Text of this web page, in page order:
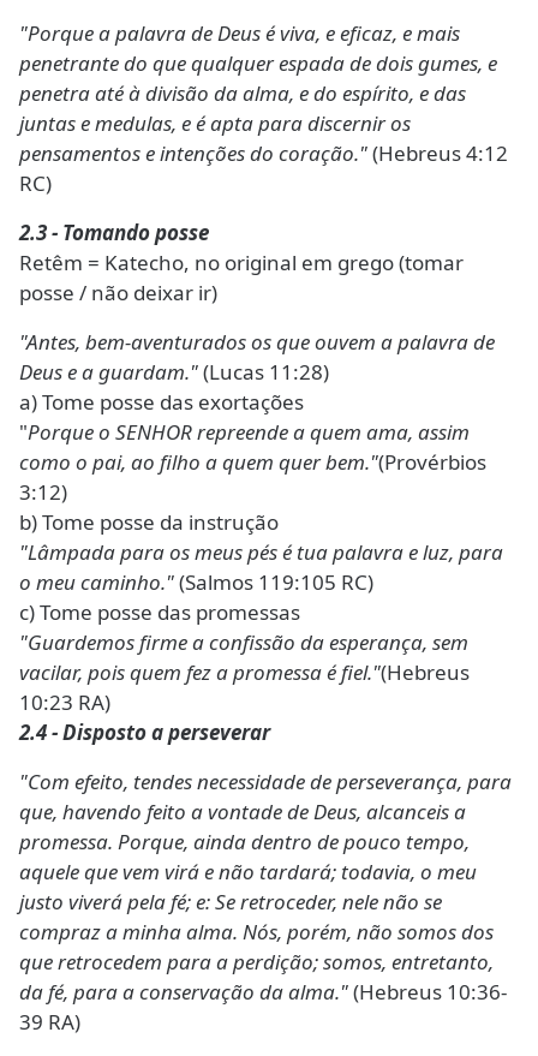
"Porque a palavra de Deus é viva, e eficaz, e mais
penetrante do que qualquer espada de dois gumes, e
penetra até à divisão da alma, e do espírito, e das
juntas e medulas, e é apta para discernir os
pensamentos e intenções do coração."(Hebreus 4:12
RC)
2.3 - Tomando posse
Retêm = Katecho, no original em grego (tomar
posse / não deixar ir)
"Antes, bem-aventurados os que ouvem a palavra de
Deus e a guardam."(Lucas 11:28)
a) Tome posse das exortações
"Porque o SENHOR repreende a quem ama, assim
como o pai, ao filho a quem quer bem."(Provérbios
3:12)
b) Tome posse da instrução
"Lâmpada para os meus pés é tua palavra e luz, para
o meu caminho."(Salmos 119:105 RC)
c) Tome posse das promessas
"Guardemos firme a confissão da esperança, sem
vacilar, pois quem fez a promessa é fiel."(Hebreus
10:23 RA)
2.4 - Disposto a perseverar
"Com efeito, tendes necessidade de perseverança, para
que, havendo feito a vontade de Deus, alcanceis a
promessa. Porque, ainda dentro de pouco tempo,
aquele que vem virá e não tardará; todavia, o meu
justo viverá pela fé; e: Se retroceder, nele não se
compraz a minha alma. Nós, porém, não somos dos
que retrocedem para a perdição; somos, entretanto,
da fé, para a conservação da alma."(Hebreus 10:36-
39 RA)